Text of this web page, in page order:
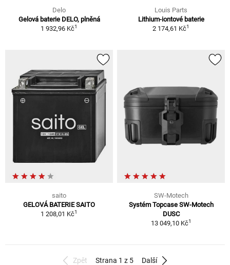
Delo
Gelová baterie DELO, plněná
1 932,96 Kč1
Louis Parts
Lithium-iontové baterie
2 174,61 Kč1
saito
GELOVÁ BATERIE SAITO
1 208,01 Kč1
SW-Motech
Systém Topcase SW-Motech
DUSC
13 049,10 Kč1
Zpět Strana 1 z 5 Další